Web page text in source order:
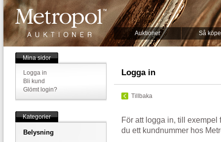
Auktioner Så
Mina sidor
Logga in
Bli kund
Glömt login?
Kategorier
Belysning
Logga in
Tillbaka
För att logga in, till exempel
du ett kundnummer hos